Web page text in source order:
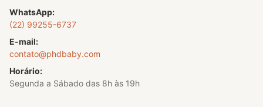
WhatsApp:
(22) 99255-6737
E-mail:
contato@phdbaby.com
Horário:
Segunda a Sábado das 8h às 19h